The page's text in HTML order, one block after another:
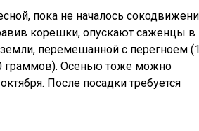
пока не началось
корешки, опускают саженцы в
земли, перемешанной с перегноем
граммов). Осенью тоже можно
После посадки требуется